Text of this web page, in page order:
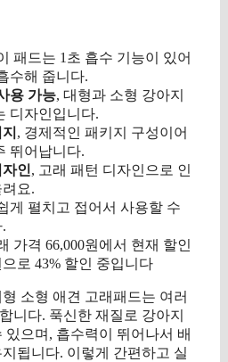
패드는 1초 흡수 기능이 있어
수해 줍니다.
용 가능, 대형과 소형 강아지
디자인입니다.
, 경제적인 패키지 구성이어
뛰어납니다.
인, 고래 패턴 디자인으로 인
요.
게 펼치고 접어서 사용할 수
가격 66,000원에서 현재 할인
로 43% 할인 중입니다
소형 애견 고래패드는 여러
니다. 푹신한 재질로 강아지
있으며, 흡수력이 뛰어나서 배
됩니다. 이렇게 간편하고 실